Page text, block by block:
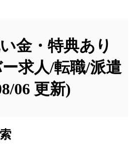
金・特典あり
求人/転職/派遣
06 更新)